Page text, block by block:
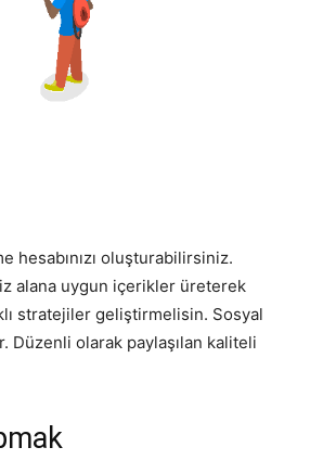
hesabınızı oluşturabilirsiniz.
alana uygun içerikler üreterek
stratejiler geliştirmelisin. Sosyal
Düzenli olarak paylaşılan kaliteli